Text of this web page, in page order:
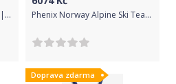
Overal dětský GAP | Modrá | Dívčí | 6-12 měsíců Phenix Norway Alpine Ski Team Replica Two-Piece Suits (Sponsor badge) - NV1(RD) 4-8
Doprava zdarma